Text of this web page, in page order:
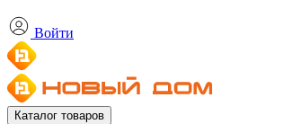
Войти
Каталог товаров